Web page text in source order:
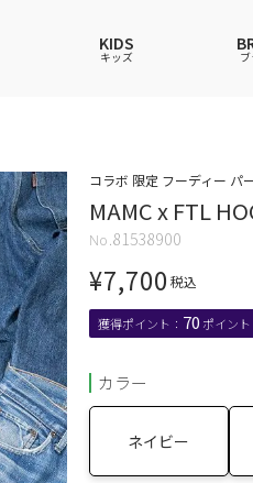
スウェットシャツ
スカート
アンダーウェアMEN
バッグ
スウェットシャツ
その他ウェア
ソックス
スウェットシャツ
スカート
アンダーウェア
ファッショングッズ
KIDS
キッズ
スウェットシャツ
スカート
アンダーウェア
ファッショングッズ
コラボ 限定 フーディー パ
MAMC x FTL
81538900
¥7,700 税込
70
カラー
ネイビー